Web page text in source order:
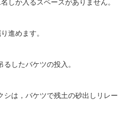
しか入るスペースがありません。
進めます。
したバケツの投入。
シは，バケツで残土の砂出しリレー